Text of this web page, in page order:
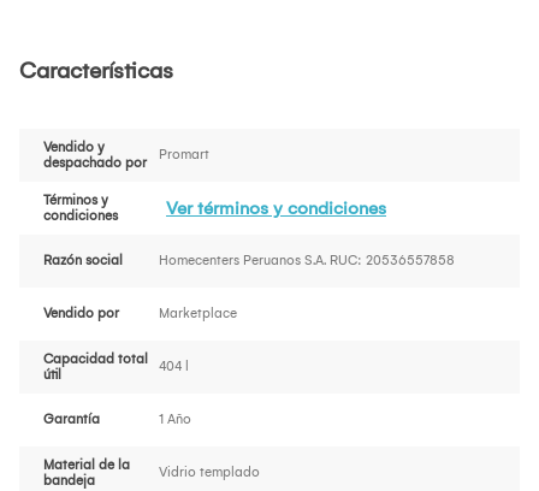
Características
Vendido y
despachado por
Promart
Términos y
condiciones
Ver términos y condiciones
Razón social Homecenters Peruanos S.A. RUC: 20536557858
Vendido por Marketplace
Capacidad total
útil
404 l
Garantía 1 Año
Material de la
bandeja
Vidrio templado